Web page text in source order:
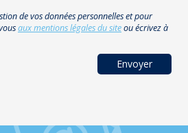
de vos données personnelles et pour
aux mentions légales du siteou écrivez à